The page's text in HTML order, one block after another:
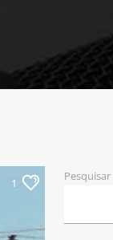
1 Pesquisar